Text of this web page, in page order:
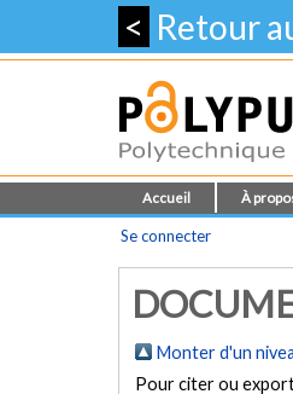
< Retour
Accueil À
Se connecter
Monter d'un
Pour citer ou